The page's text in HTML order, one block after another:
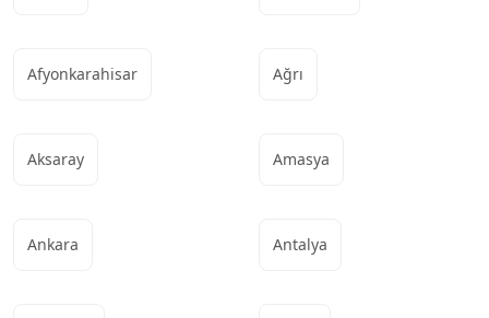
Afyonkarahisar Ağrı
Aksaray Amasya
Ankara Antalya